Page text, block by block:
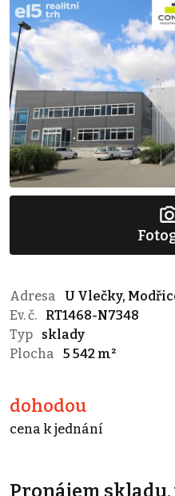
Adresa
U Vlečky,
Ev. č.
RT1468-N7348
Typ
sklady
Plocha
5 542 m²
dohodou
cena k jednání
Pronájem